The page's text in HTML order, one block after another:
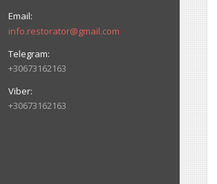
info.restorator@gmail.com
+30673162163
+30673162163